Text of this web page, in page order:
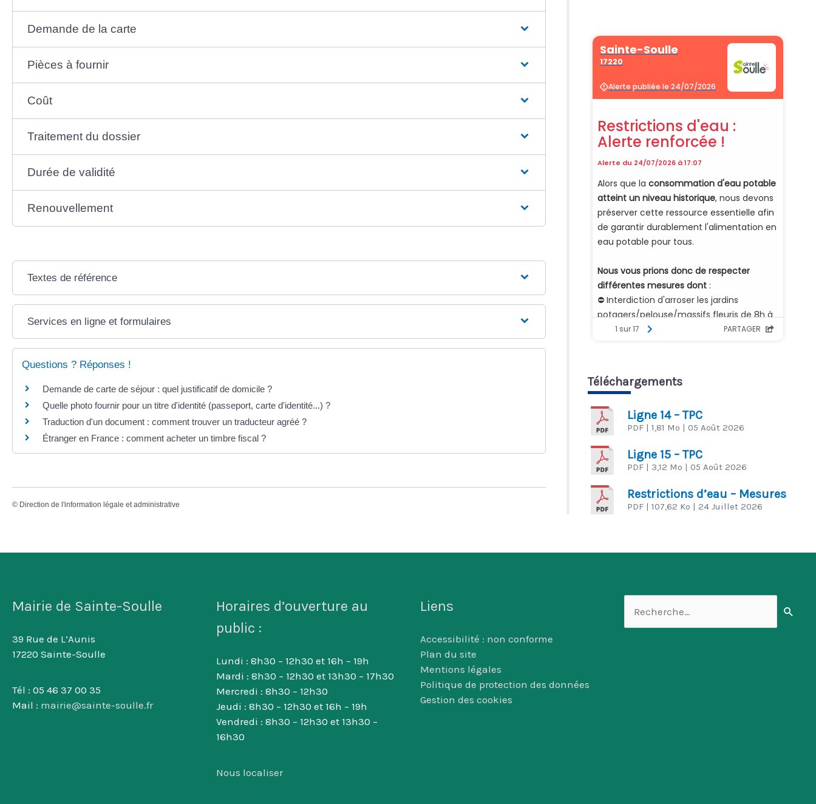
Demande de la carte
Pièces à fournir
Coût
Traitement du dossier
Durée de validité
Renouvellement
Textes de référence
Services en ligne et formulaires
Questions ? Réponses !
Demande de carte de séjour : quel justificatif de domicile ?
Quelle photo fournir pour un titre d'identité (passeport, carte d'identité...) ?
Traduction d'un document : comment trouver un traducteur agréé ?
Étranger en France : comment acheter un timbre fiscal ?
© Direction de l'information légale et administrative
Téléchargements
Ligne 14 – TPC
PDF| 1,81 Mo | 05 Août 2026
Ligne 15 – TPC
PDF| 3,12 Mo | 05 Août 2026
Restrictions d’eau – Mesures
PDF| 107,62 Ko | 24 Juillet 2026
Mairie de Sainte-Soulle
39 Rue de L’Aunis
17220 Sainte-Soulle
Tél : 05 46 37 00 35
Mail : mairie@sainte-soulle.fr
Horaires d’ouverture au
public :
Lundi : 8h30 – 12h30 et 16h – 19h
Mardi : 8h30 – 12h30 et 13h30 – 17h30
Mercredi : 8h30 – 12h30
Jeudi : 8h30 – 12h30 et 16h – 19h
Vendredi : 8h30 – 12h30 et 13h30 –
16h30
Nous localiser
Liens
Accessibilité : non conforme
Plan du site
Mentions légales
Politique de protection des données
Gestion des cookies